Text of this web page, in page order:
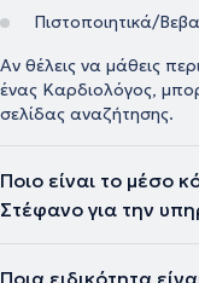
Πιστοποιητικά/
Αν θέλεις να μάθεις
ένας Καρδιολόγος,
σελίδας αναζήτησης.
Ποιο είναι το μέσο
Στέφανο για την
Ποια ειδικότητα